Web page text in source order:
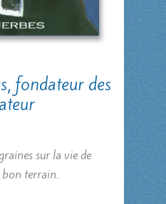
fondateur des
sur la vie de
terrain.